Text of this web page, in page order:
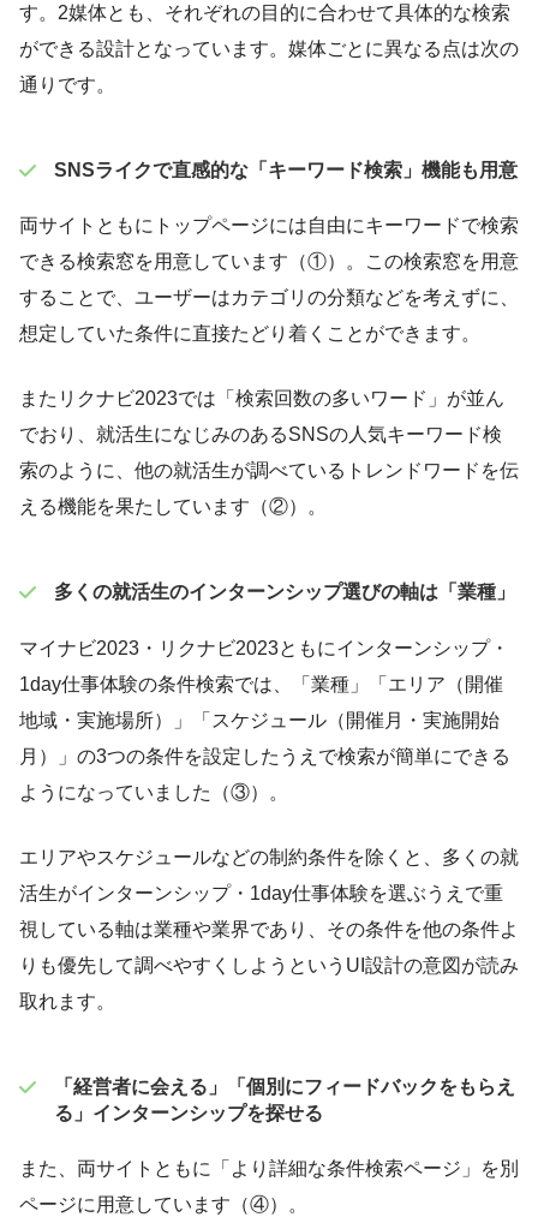
す。2媒体とも、それぞれの目的に合わせて具体的な検索
ができる設計となっています。媒体ごとに異なる点は次の
通りです。
SNSライクで直感的な「キーワード検索」機能も用意
両サイトともにトップページには自由にキーワードで検索
できる検索窓を用意しています（①）。この検索窓を用意
することで、ユーザーはカテゴリの分類などを考えずに、
想定していた条件に直接たどり着くことができます。
またリクナビ2023では「検索回数の多いワード」が並ん
でおり、就活生になじみのあるSNSの人気キーワード検
索のように、他の就活生が調べているトレンドワードを伝
える機能を果たしています（②）。
多くの就活生のインターンシップ選びの軸は「業種」
マイナビ2023・リクナビ2023ともにインターンシップ・
1day仕事体験の条件検索では、「業種」「エリア（開催
地域・実施場所）」「スケジュール（開催月・実施開始
月）」の3つの条件を設定したうえで検索が簡単にできる
ようになっていました（③）。
エリアやスケジュールなどの制約条件を除くと、多くの就
活生がインターンシップ・1day仕事体験を選ぶうえで重
視している軸は業種や業界であり、その条件を他の条件よ
りも優先して調べやすくしようというUI設計の意図が読み
取れます。
「経営者に会える」「個別にフィードバックをもらえ
る」インターンシップを探せる
また、両サイトともに「より詳細な条件検索ページ」を別
ページに用意しています（④）。